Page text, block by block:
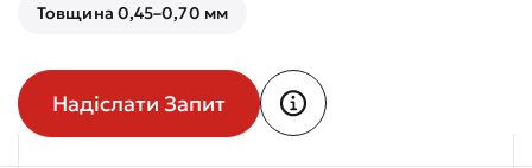
Товщина 0,45–0,70 мм
Надіслати Запит